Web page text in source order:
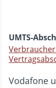
UMTS-
Vodafone